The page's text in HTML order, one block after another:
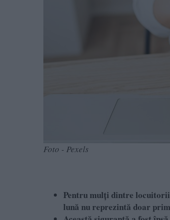
Foto - Pexels
Pentru mulți dintre
lună nu reprezintă doar